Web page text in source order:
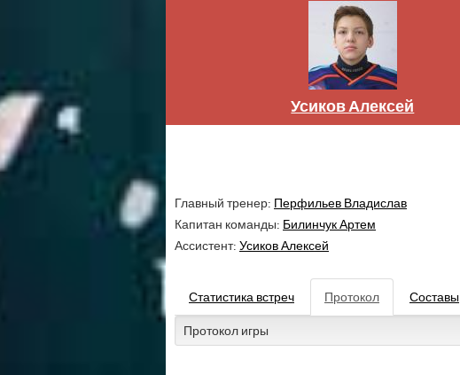
Усиков Алексей
Главный тренер: Перфильев Владислав
Капитан команды: Билинчук Артем
Ассистент: Усиков Алексей
Статистика встреч Протокол Составы
Протокол игры